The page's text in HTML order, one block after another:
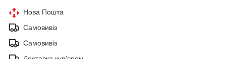
Нова Пошта
Самовивіз
Самовивіз